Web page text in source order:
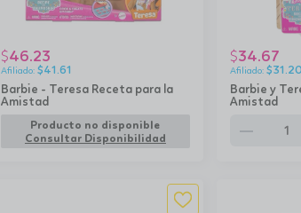
Barbie - Teresa Receta para la
Amistad
$46.23
$41.61
Producto no disponible
Consultar Disponibilidad
Barbie y
Amistad
$34.67
$31.20
remove